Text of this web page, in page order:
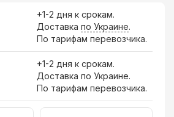
+1-2 дня к срокам.
Доставка по Украине.
По тарифам перевозчика.
+1-2 дня к срокам.
Доставка по Украине.
По тарифам перевозчика.